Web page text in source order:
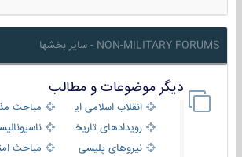
NON-MILITARY FORUMS - سایر بخشها
دیگر موضوعات و مطالب
انقلاب اسلامی ایران
مباحث
رویدادهای تاریخی و مذهبیناسیونالیسم
نیروهای پلیسی
مباحث